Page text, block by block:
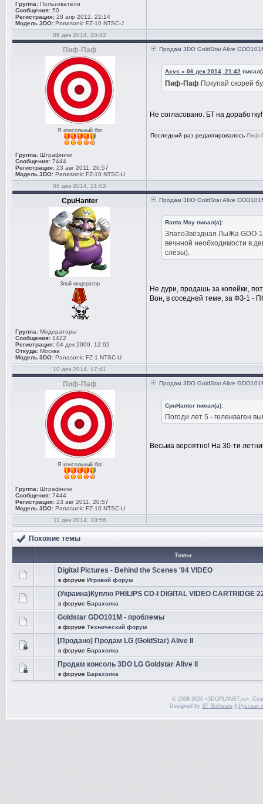
Группа: Пользователи
Сообщения: 50
Регистрация: 28 апр 2012, 22:14
Модель 3DO: Panasonic FZ-10 NTSC-J
06 дек 2014, 20:42
Пиф-Паф
Я консольный бог
Группа: Штрафники
Сообщения: 7444
Регистрация: 23 авг 2011, 20:57
Модель 3DO: Panasonic FZ-10 NTSC-U
Продам 3DO GoldStar Alive
Axys » 06 дек 2014, 21:42
Пиф-Паф Покупай скорей
Не согласовано. БТ на
Последний раз редактировалось Пиф-
06 дек 2014, 21:02
CpuHanter
Злой модератор
Группа: Модераторы
Сообщения: 1422
Регистрация: 04 дек 2009, 12:02
Откуда: Москва
Модель 3DO: Panasonic FZ-1 NTSC-U
Продам 3DO GoldStar Alive
Ranta May писал(а):
ЗлатоЗвёздная ЛыЖа GDO-
вечнной необходимости в
слёзы).
Не дури, продашь за копейки,
Вон, в соседней теме, за ФЗ-1 -
10 дек 2014, 17:41
Пиф-Паф
Я консольный бог
Группа: Штрафники
Сообщения: 7444
Регистрация: 23 авг 2011, 20:57
Модель 3DO: Panasonic FZ-10 NTSC-U
Продам 3DO GoldStar Alive
CpuHanter писал(а):
Погоди лет 5 - геленваген
Весьма вероятно! На 30-ти
11 дек 2014, 10:56
Похожие темы
Темы
Digital Pictures - Behind the Scenes '94 VIDEO
в форуме Игровой форум
(Украина)Куплю PHILIPS CD-I DIGITAL VIDEO CARTRIDGE
в форуме Барахолка
Goldstar GDO101M - проблемы
в форуме Технический форум
[Продано] Продам LG (GoldStar) Alive II
в форуме Барахолка
Продам консоль 3DO LG Goldstar Alive II
в форуме Барахолка
© 2008-2026 «3DOPLANET.ru».
Designed by ST Software Русская